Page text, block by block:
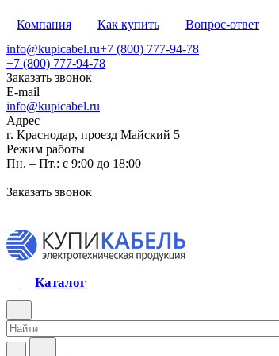
Компания Как купить Вопрос-ответ
info@kupicabel.ru+7 (800) 777-94-78
+7 (800) 777-94-78
Заказать звонок
E-mail
info@kupicabel.ru
Адрес
г. Краснодар, проезд Майский 5
Режим работы
Пн. – Пт.: с 9:00 до 18:00
Заказать звонок
Каталог